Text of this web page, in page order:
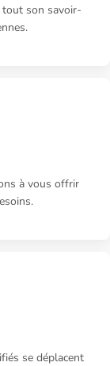
tout son savoir-
à vous offrir
se déplacent